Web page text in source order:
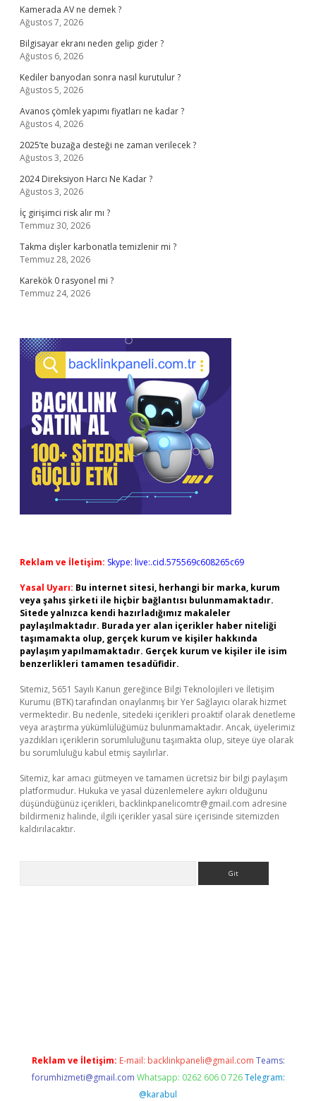
Kamerada AV ne demek ?
Ağustos 7, 2026
Bilgisayar ekranı neden gelip gider ?
Ağustos 6, 2026
Kediler banyodan sonra nasıl kurutulur ?
Ağustos 5, 2026
Avanos çömlek yapımı fiyatları ne kadar ?
Ağustos 4, 2026
2025’te buzağa desteği ne zaman verilecek ?
Ağustos 3, 2026
2024 Direksiyon Harcı Ne Kadar ?
Ağustos 3, 2026
İç girişimci risk alır mı ?
Temmuz 30, 2026
Takma dişler karbonatla temizlenir mi ?
Temmuz 28, 2026
Karekök 0 rasyonel mi ?
Temmuz 24, 2026
Reklam ve İletişim: Skype: live:.cid.575569c608265c69
Yasal Uyarı: Bu internet sitesi, herhangi bir marka, kurum
veya şahıs şirketi ile hiçbir bağlantısı bulunmamaktadır.
Sitede yalnızca kendi hazırladığımız makaleler
paylaşılmaktadır. Burada yer alan içerikler haber niteliği
taşımamakta olup, gerçek kurum ve kişiler hakkında
paylaşım yapılmamaktadır. Gerçek kurum ve kişiler ile isim
benzerlikleri tamamen tesadüfidir.
Sitemiz, 5651 Sayılı Kanun gereğince Bilgi Teknolojileri ve İletişim
Kurumu (BTK) tarafından onaylanmış bir Yer Sağlayıcı olarak hizmet
vermektedir. Bu nedenle, sitedeki içerikleri proaktif olarak denetleme
veya araştırma yükümlülüğümüz bulunmamaktadır. Ancak, üyelerimiz
yazdıkları içeriklerin sorumluluğunu taşımakta olup, siteye üye olarak
bu sorumluluğu kabul etmiş sayılırlar.
Sitemiz, kar amacı gütmeyen ve tamamen ücretsiz bir bilgi paylaşım
platformudur. Hukuka ve yasal düzenlemelere aykırı olduğunu
düşündüğünüz içerikleri, backlinkpanelicomtr@gmail.com adresine
bildirmeniz halinde, ilgili içerikler yasal süre içerisinde sitemizden
kaldırılacaktır.
Reklam ve İletişim: E-mail: backlinkpaneli@gmail.com Teams:
forumhizmeti@gmail.com Whatsapp: 0262 606 0 726 Telegram:
@karabul